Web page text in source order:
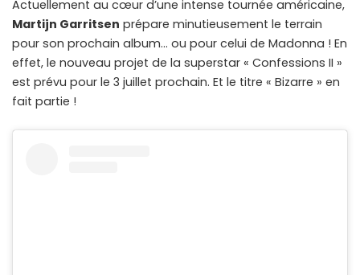
Actuellement au cœur d’une intense tournée américaine,
Martijn Garritsen prépare minutieusement le terrain
pour son prochain album… ou pour celui de Madonna ! En
effet, le nouveau projet de la superstar « Confessions II »
est prévu pour le 3 juillet prochain. Et le titre « Bizarre » en
fait partie !